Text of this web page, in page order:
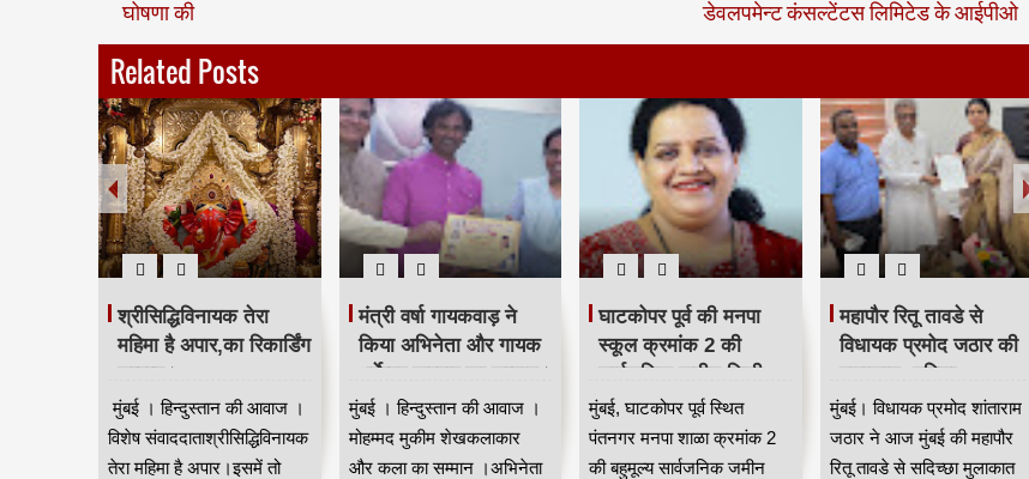
घोषणा की
डेवलपमेन्ट कंसल्टेंटस लिमिटेड के आईपीओ
Related Posts
श्रीसिद्धिविनायक तेरा
महिमा है अपार,का रिकार्डिंग
सम्पन्न।
मुंबई । हिन्दुस्तान की आवाज ।
विशेष संवाददाताश्रीसिद्धिविनायक
तेरा महिमा है अपार।इसमें तो
मंत्री वर्षा गायकवाड़ ने
किया अभिनेता और गायक
धर्मेन्द्र खरवार का सम्मान।
मुंबई । हिन्दुस्तान की आवाज ।
मोहम्मद मुकीम शेखकलाकार
और कला का सम्मान ।अभिनेता
घाटकोपर पूर्व की मनपा
स्कूल क्रमांक 2 की
सार्वजनिक जमीन निजी
संस्था को दिए जाने का
मामला गरमाया
मुंबई, घाटकोपर पूर्व स्थित
पंतनगर मनपा शाळा क्रमांक 2
की बहुमूल्य सार्वजनिक जमीन
महापौर रितू तावडे से
विधायक प्रमोद जठार की
मुलाकात, महिला
सशक्तिकरण, स्वास्थ्य और
पर्यटन से जुड़े चार प्रमुख
मुद्दे उठाए HKA
मुंबई। विधायक प्रमोद शांताराम
जठार ने आज मुंबई की महापौर
रितू तावडे से सदिच्छा मुलाकात